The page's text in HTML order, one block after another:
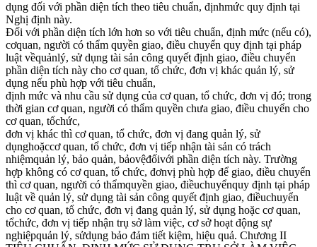
dụng đối với phần diện tích theo tiêu chuẩn, địnhmức quy định tại
Nghị định này.
Đối với phần diện tích lớn hơn so với tiêu chuẩn, định mức (nếu có),
cơquan, người có thẩm quyền giao, điều chuyển quy định tại pháp
luật vềquảnlý, sử dụng tài sản công quyết định giao, điều chuyển
phần diện tích này cho cơ quan, tổ chức, đơn vị khác quản lý, sử
dụng nếu phù hợp với tiêu chuẩn,
định mức và nhu cầu sử dụng của cơ quan, tổ chức, đơn vị đó; trong
thời gian cơ quan, người có thẩm quyền chưa giao, điều chuyển cho
cơ quan, tổchức,
đơn vị khác thì cơ quan, tổ chức, đơn vị đang quản lý, sử
dụnghoặccơ quan, tổ chức, đơn vị tiếp nhận tài sản có trách
nhiệmquản lý, bảo quản, bảovệđốivới phần diện tích này. Trường
hợp không có cơ quan, tổ chức, đơnvị phù hợp để giao, điều chuyển
thì cơ quan, người có thẩmquyền giao, điềuchuyểnquy định tại pháp
luật về quản lý, sử dụng tài sản công quyết định giao, điềuchuyển
cho cơ quan, tổ chức, đơn vị đang quản lý, sử dụng hoặc cơ quan,
tổchức, đơn vị tiếp nhận trụ sở làm việc, cơ sở hoạt động sự
nghiệpquản lý, sửdụng bảo đảm tiết kiệm, hiệu quả. Chương II